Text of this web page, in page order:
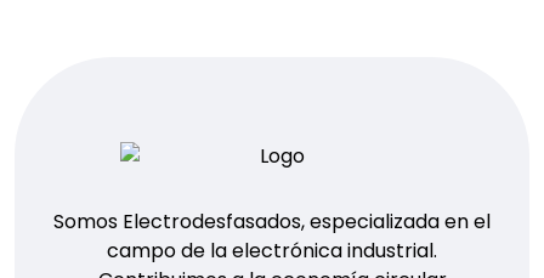
Somos Electrodesfasados, especializada en el
campo de la electrónica industrial.